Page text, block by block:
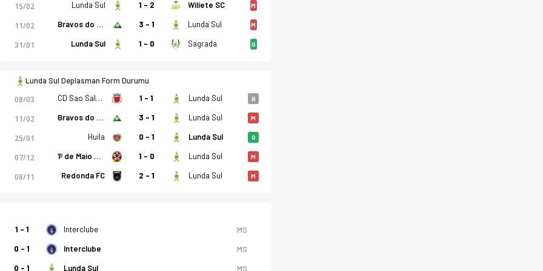
15/02 Lunda Sul 1 - 2 Wiliete SC M
11/02 Bravos do Maquis 3 - 1 Lunda Sul M
31/01 Lunda Sul 1 - 0 Sagrada G
Lunda Sul Deplasman Form Durumu
08/03 CD Sao Salvador 1 - 1 Lunda Sul B
11/02 Bravos do Maquis 3 - 1 Lunda Sul M
25/01 Huila 0 - 1 Lunda Sul G
07/12 1º de Maio de Benguela 1 - 0 Lunda Sul M
08/11 Redonda FC 2 - 1 Lunda Sul M
1 - 1 Interclube
MS
0 - 1
Interclube
MS
0 - 1
Lunda Sul MS